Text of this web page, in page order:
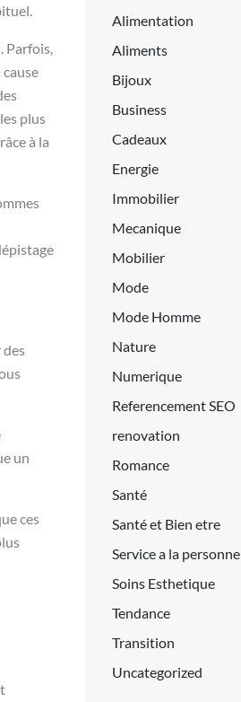
Parfois,
plus
à la
un
ces
Alimentation
Aliments
Bijoux
Business
Cadeaux
Energie
Immobilier
Mecanique
Mobilier
Mode
Mode Homme
Nature
Numerique
Referencement SEO
renovation
Romance
Santé
Santé et Bien etre
Service a la personne
Soins Esthetique
Tendance
Transition
Uncategorized